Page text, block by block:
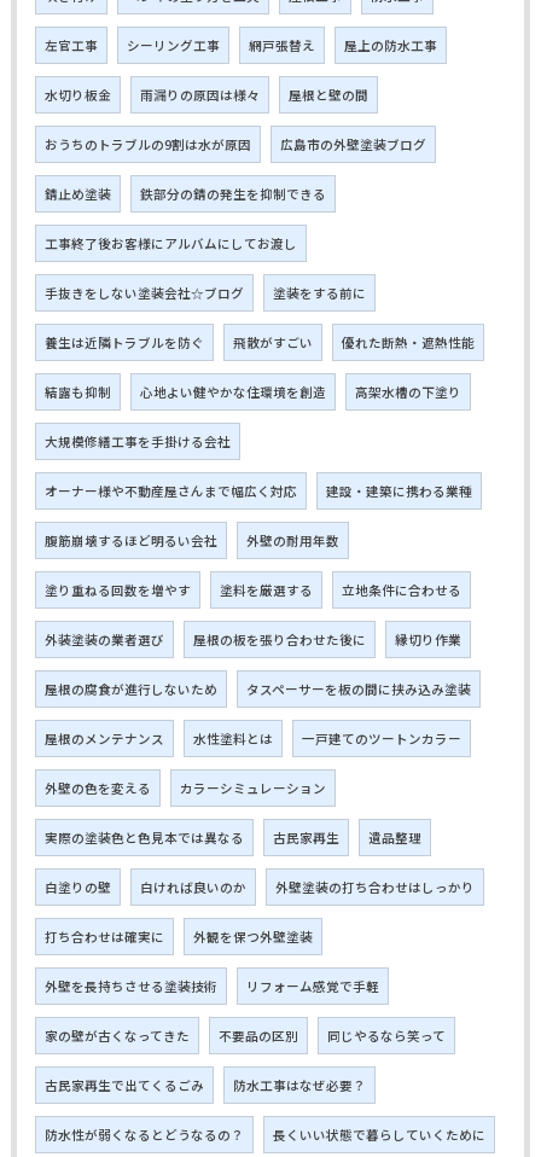
左官工事 シーリング工事 網戸張替え 屋上の防水工事
水切り板金 雨漏りの原因は様々 屋根と壁の間
おうちのトラブルの9割は水が原因 広島市の外壁塗装ブログ
錆止め塗装 鉄部分の錆の発生を抑制できる
工事終了後お客様にアルバムにしてお渡し
手抜きをしない塗装会社☆ブログ 塗装をする前に
養生は近隣トラブルを防ぐ 飛散がすごい 優れた断熱・遮熱性能
結露も抑制 心地よい健やかな住環境を創造 高架水槽の下塗り
大規模修繕工事を手掛ける会社
オーナー様や不動産屋さんまで幅広く対応 建設・建築に携わる業種
腹筋崩壊するほど明るい会社 外壁の耐用年数
塗り重ねる回数を増やす 塗料を厳選する 立地条件に合わせる
外装塗装の業者選び 屋根の板を張り合わせた後に 縁切り作業
屋根の腐食が進行しないため タスペーサーを板の間に挟み込み塗装
屋根のメンテナンス 水性塗料とは 一戸建てのツートンカラー
外壁の色を変える カラーシミュレーション
実際の塗装色と色見本では異なる 古民家再生 遺品整理
白塗りの壁 白ければ良いのか 外壁塗装の打ち合わせはしっかり
打ち合わせは確実に 外観を保つ外壁塗装
外壁を長持ちさせる塗装技術 リフォーム感覚で手軽
家の壁が古くなってきた 不要品の区別 同じやるなら笑って
古民家再生で出てくるごみ 防水工事はなぜ必要？
防水性が弱くなるとどうなるの？ 長くいい状態で暮らしていくために